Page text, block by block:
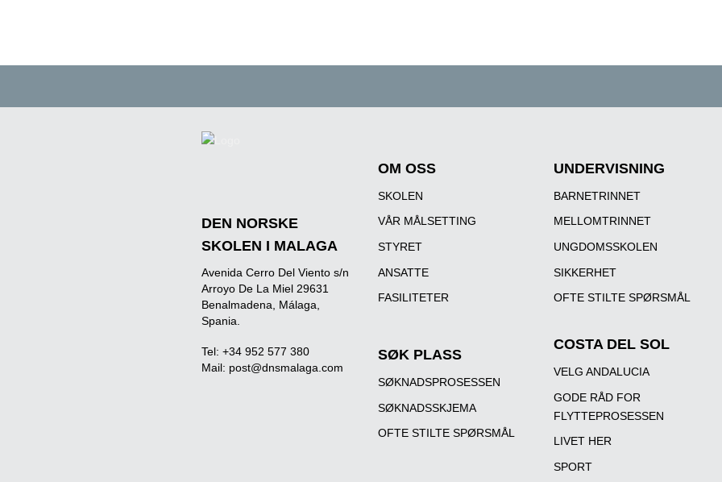
DEN NORSKE
SKOLEN I MALAGA
Avenida Cerro Del Viento s/n
Arroyo De La Miel 29631
Benalmadena, Málaga,
Spania.
Tel: +34 952 577 380
Mail: post@dnsmalaga.com
OM OSS
SKOLEN
VÅR MÅLSETTING
STYRET
ANSATTE
FASILITETER
SØK PLASS
SØKNADSPROSESSEN
SØKNADSSKJEMA
OFTE STILTE SPØRSMÅL
UNDERVISNING
BARNETRINNET
MELLOMTRINNET
UNGDOMSSKOLEN
SIKKERHET
OFTE STILTE SPØRSMÅL
COSTA DEL SOL
VELG ANDALUCIA
GODE RÅD FOR
FLYTTEPROSESSEN
LIVET HER
SPORT